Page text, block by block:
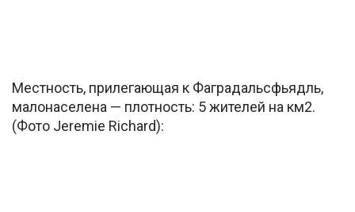
Местность, прилегающая к Фаградальсфьядль,
малонаселена — плотность: 5 жителей на км2.
(Фото Jeremie Richard):